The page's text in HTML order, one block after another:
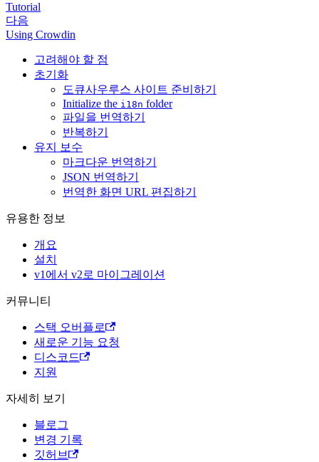
Tutorial
다음
Using Crowdin
고려해야 할 점
초기화
도큐사우루스 사이트 준비하기
Initialize the i18n folder
파일을 번역하기
반복하기
유지 보수
마크다운 번역하기
JSON 번역하기
번역한 화면 URL 편집하기
유용한 정보
개요
설치
v1에서 v2로 마이그레이션
커뮤니티
스택 오버플로
새로운 기능 요청
디스코드
지원
자세히 보기
블로그
변경 기록
깃허브